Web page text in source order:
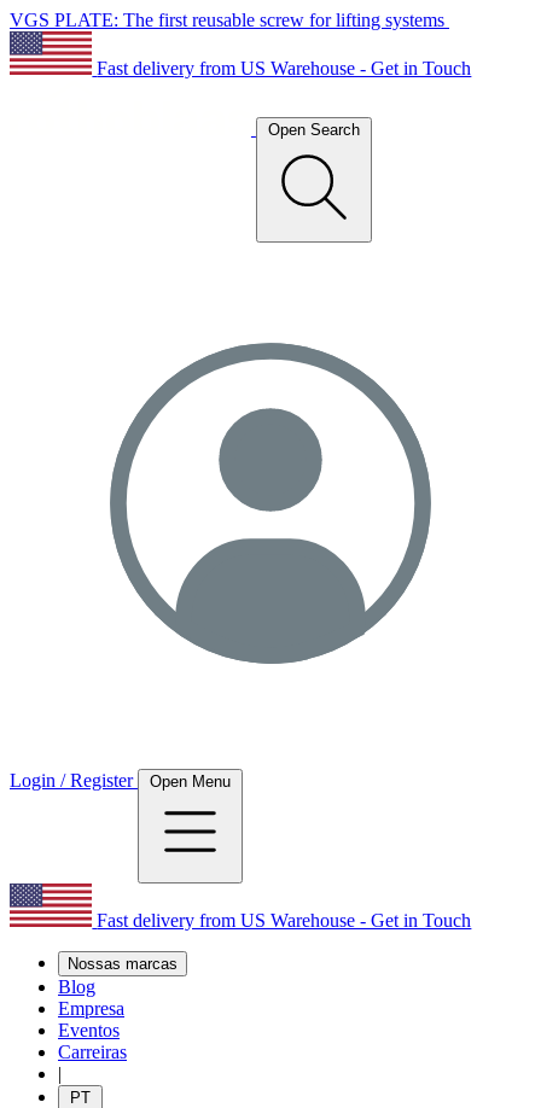
VGS PLATE: The first reusable screw for lifting systems
Fast delivery from US Warehouse - Get in Touch
Open Search
Login / Register Open Menu
Fast delivery from US Warehouse - Get in Touch
Nossas marcas
Blog
Empresa
Eventos
Carreiras
|
PT